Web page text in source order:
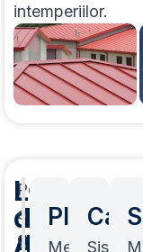
intemperiilor.
Lucrari
de
Acoperis
Pentru
orice
constructie
Ploiesti
Mesteri